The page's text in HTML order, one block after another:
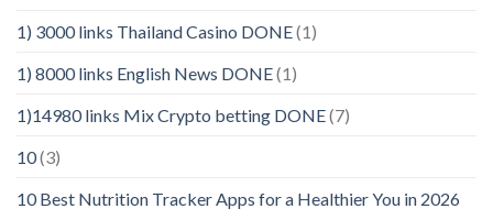
1) 3000 links Thailand Casino DONE(1)
1) 8000 links English News DONE(1)
1)14980 links Mix Crypto betting DONE(7)
10(3)
10 Best Nutrition Tracker Apps for a Healthier You in 2026